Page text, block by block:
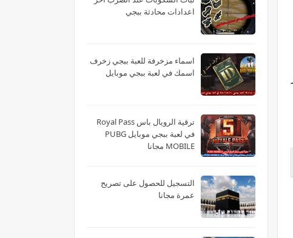
اعدادات محادثة ببجي
اسماء مزخرفة للعبة ببجي زخرف
اسمك في لعبة ببجي موبايل
ترقية الرويال باس Royal Pass
في لعبة ببجي موبايل PUBG
MOBILE مجانا
التسجيل للحصول على تصريح
عمرة مجانا